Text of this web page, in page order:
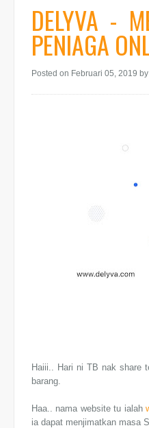
DELYVA -
PENIAGA
Posted on Februari 05, 2019
Haiii.. Hari ni TB nak share
barang.
Haa.. nama website tu ialah
ia dapat menjimatkan masa